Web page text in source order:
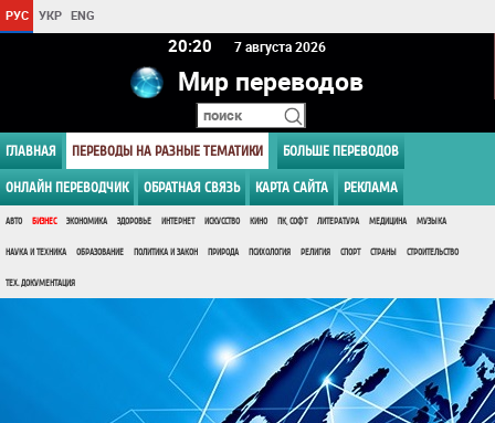
РУС УКР ENG
20 20 7 августа 2026
Мир переводов
ГЛАВНАЯ ПЕРЕВОДЫ НА РАЗНЫЕ ТЕМАТИКИ БОЛЬШЕ ПЕРЕВОДОВ
ОНЛАЙН ПЕРЕВОДЧИК ОБРАТНАЯ СВЯЗЬ КАРТА САЙТА РЕКЛАМА
АВТО БИЗНЕС ЭКОНОМИКА ЗДОРОВЬЕ ИНТЕРНЕТ ИСКУССТВО КИНО ПК, СОФТ ЛИТЕРАТУРА МЕДИЦИНА МУЗЫКА
НАУКА И ТЕХНИКА ОБРАЗОВАНИЕ ПОЛИТИКА И ЗАКОН ПРИРОДА ПСИХОЛОГИЯ РЕЛИГИЯ СПОРТ СТРАНЫ СТРОИТЕЛЬСТВО
ТЕХ. ДОКУМЕНТАЦИЯ